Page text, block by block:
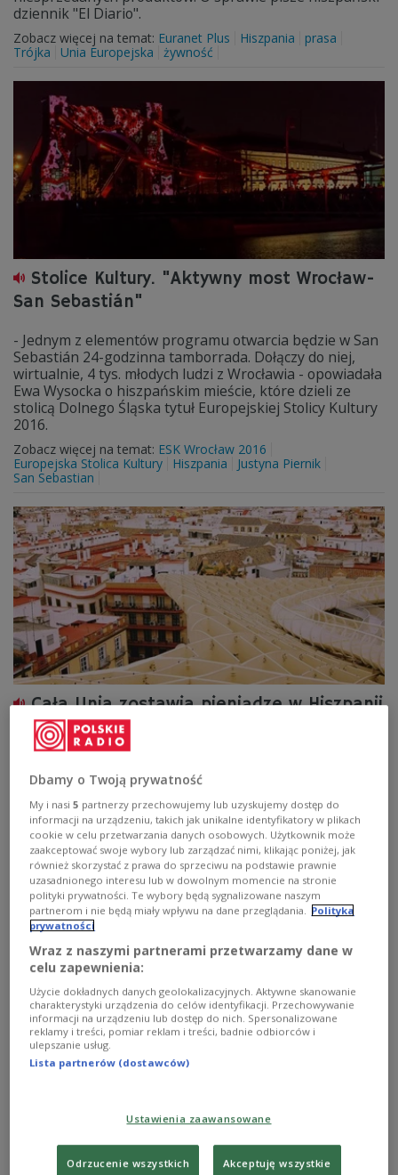
dziennik "El Diario".
Zobacz więcej na temat: Euranet Plus Hiszpania
prasa
Trójka
Unia Europejska żywność
Stolice Kultury. "Aktywny most Wrocław-
San Sebastián"
- Jednym z elementów programu otwarcia będzie w San
Sebastián 24-godzinna tamborrada. Dołączy do niej,
wirtualnie, 4 tys. młodych ludzi z Wrocławia - opowiadała
Ewa Wysocka o hiszpańskim mieście, które dzieli ze
stolicą Dolnego Śląska tytuł Europejskiej Stolicy Kultury
2016.
Zobacz więcej na temat: ESK Wrocław 2016
Europejska Stolica Kultury
Hiszpania
Justyna Piernik
San Sebastian
Cała Unia zostawia pieniądze w Hiszpanii
Jak informuje dziennik "La Razón", w 2015 roku
o ponad 6 proc. więcej niż w roku 2014. Władze Hiszpanii
nie spoczywają na lurach i coraz więcej wydają na
promocję kraju.
Zobacz więcej na temat:Euranet Plus Hiszpania prasa
Trójka turystyka Unia Europejska
Ile są warte podrabiane zabawki?
Lalki, pluszowe zwierzaki, gry planszowe i zdalnie
sterowane samochody. Wszystkie te zabawki są
najpierw wytwarzane przez europejskie firmy, a potem
podrabiane przez producentów spoza Wspólnoty.
Dbamy o Twoją prywatność
My i nasi5 partnerzy przechowujemy lub uzyskujemy dostęp do
informacji na urządzeniu, takich jak unikalne identyfikatory w plikach
cookie w celu przetwarzania danych osobowych. Użytkownik może
zaakceptować swoje wybory lub zarządzać nimi, klikając poniżej, jak
również skorzystać z prawa do sprzeciwu na podstawie prawnie
uzasadnionego interesu lub w dowolnym momencie na stronie
polityki prywatności. Te wybory będą sygnalizowane naszym
partnerom i nie będą miały wpływu na dane przeglądania. Polityka
prywatności
Wraz z naszymi partnerami przetwarzamy dane w
celu zapewnienia:
Użycie dokładnych danych geolokalizacyjnych. Aktywne skanowanie
charakterystyki urządzenia do celów identyfikacji. Przechowywanie
informacji na urządzeniu lub dostęp do nich. Spersonalizowane
reklamy i treści, pomiar reklam i treści, badnie odbiorców i
ulepszanie usług.
Lista partnerów (dostawców)
Ustawienia zaawansowane
Odrzucenie wszystkich Akceptuję wszystkie